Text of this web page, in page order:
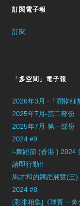
訂閱電子報
訂閱
「多空間」電子報
2026年3月 -「潤物細
2025年7月-第二部份
2025年7月-第一部份
2024 #9
i-舞蹈節 (香港 ) 2024
請即行動!!
馬才和的舞蹈展覽(三)
2024 #8
[彩排相集]《球賽 –